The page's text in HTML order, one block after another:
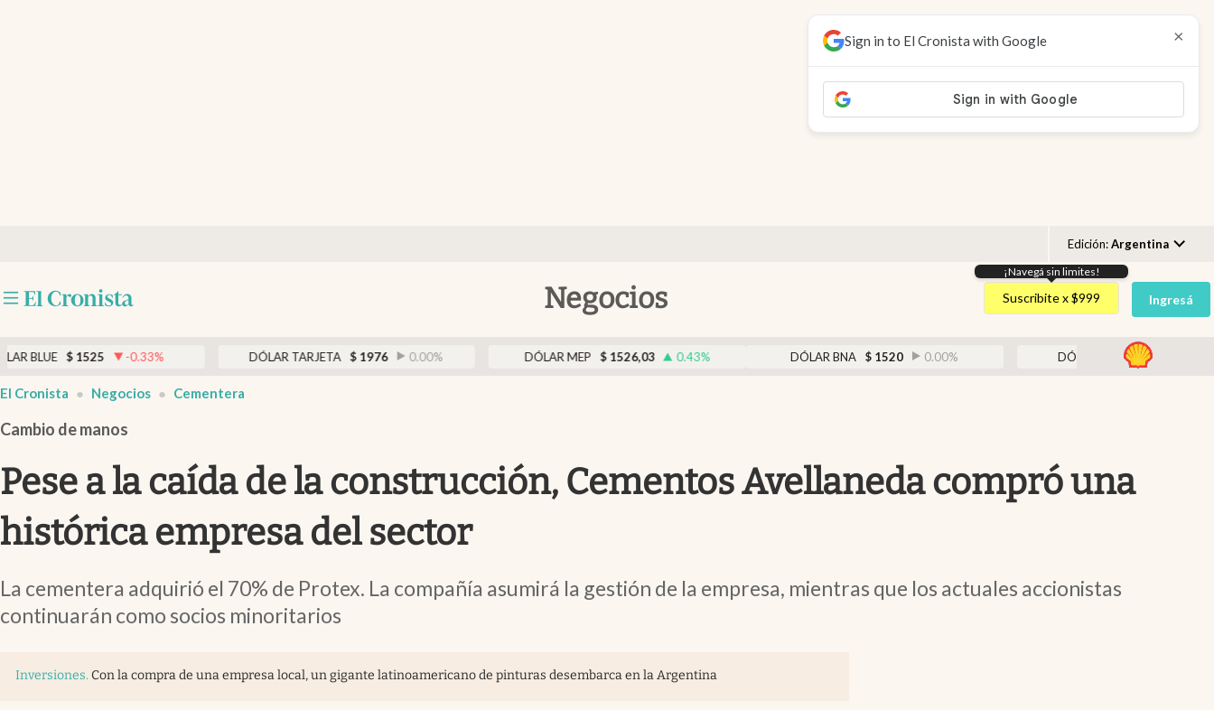
Edición:Argentina
Argentina
España
USA
Negocios
Columnistas
Clima
Mundial 2026
El Cronista Studio
Mediakit
¡Navegá sin limites!
Suscribite x $999 Ingresá
$1525 -0.33% DÓLAR TARJETA $1976 0.00% DÓLAR MEP $1526,03 0.43% DÓLAR BNA $1520 0.00% DÓLAR BLUE -0.33
Sign in to El Cronista with Google ×
El Cronista Negocios Cementera
Cambio de manos
Pese a la caída de la construcción, Cementos Avellaneda compró una
histórica empresa del sector
La cementera adquirió el 70% de Protex. La compañía asumirá la gestión de la empresa, mientras que los actuales accionistas
continuarán como socios minoritarios
Inversiones. Con la compra de una empresa local, un gigante latinoamericano de pinturas desembarca en la Argentina